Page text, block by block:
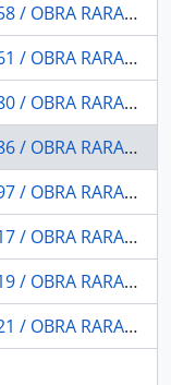
especies de Aves amazônicas das collecções do Museu Goeldi (segundo os trabalhos do conselheiro Dr. Steindachner)
RARA / 1900 - Marina
do Rio Branco: relatório apresentado ao Exmo. Sr. Dr. Governador do Amazonas em 26 de Out. de 1917.
- Elementos de gramática e dicionário de língua dos boróros- coroados de Mato Grosso
/ 1904 - Noticia sobre alguns jardins botanicos da Europa
/ 1877 - Notícia sobre a Provincia do Paraná
Bento e de todas as Barras, Portos e Rio do Litoral da Provincia de Pernambuco: seguida de um roteiro para se demandarem as mesmas barras.Acompanhando a Planta Geral da Costa.Apresentando ao Illm. Sr. capitão. em 3 de fevereiro de 1855.
/ 1876 - A província de Goyaz. Exposição Nacional de 1875